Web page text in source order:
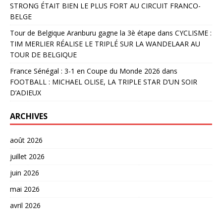
STRONG ÉTAIT BIEN LE PLUS FORT AU CIRCUIT FRANCO-
BELGE
Tour de Belgique Aranburu gagne la 3è étape dans CYCLISME :
TIM MERLIER RÉALISE LE TRIPLÉ SUR LA WANDELAAR AU
TOUR DE BELGIQUE
France Sénégal : 3-1 en Coupe du Monde 2026 dans
FOOTBALL : MICHAEL OLISE, LA TRIPLE STAR D’UN SOIR
D’ADIEUX
ARCHIVES
août 2026
juillet 2026
juin 2026
mai 2026
avril 2026